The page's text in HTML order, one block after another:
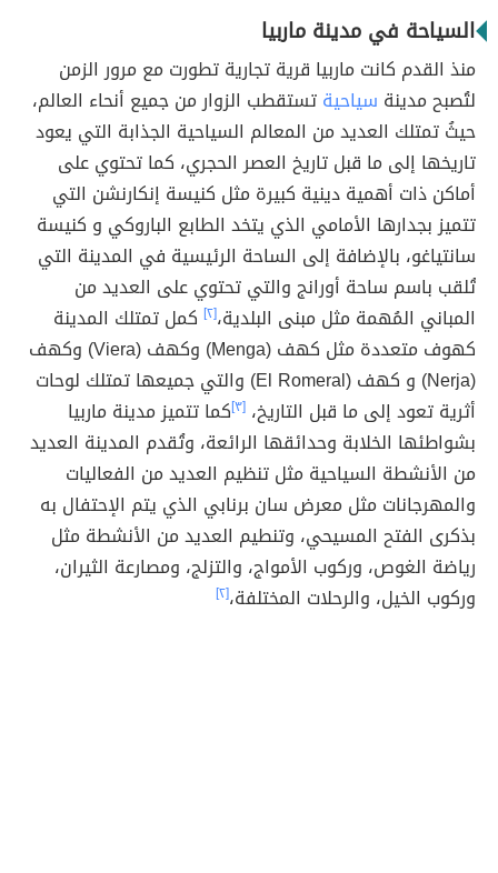
السياحة في مدينة ماربيا
منذ القدم كانت ماربيا قرية تجارية تطورت مع مرور الزمن
لتُصبح مدينة سياحيةتستقطب الزوار من جميع أنحاء العالم،
حيثُ تمتلك العديد من المعالم السياحية الجذابة التي يعود
تاريخها إلى ما قبل تاريخ العصر الحجري، كما تحتوي على
أماكن ذات أهمية دينية كبيرة مثل كنيسة إنكارنشن التي
تتميز بجدارها الأمامي الذي يتخد الطابع الباروكي و كنيسة
سانتياغو، بالإضافة إلى الساحة الرئيسية في المدينة التي
تُلقب باسم ساحة أورانج والتي تحتوي على العديد من
المباني المُهمة مثل مبنى البلدية،[٢]
كمل تمتلك المدينة
كهوف متعددة مثل كهف (Menga) وكهف (Viera) وكهف
(Nerja) و كهف (El Romeral) والتي جميعها تمتلك لوحات
أثرية تعود إلى ما قبل التاريخ، [٣] كما تتميز مدينة ماربيا
بشواطئها الخلابة وحدائقها الرائعة، وتُقدم المدينة العديد
من الأنشطة السياحية مثل تنظيم العديد من الفعاليات
والمهرجانات مثل معرض سان برنابي الذي يتم الإحتفال به
بذكرى الفتح المسيحي، وتنطيم العديد من الأنشطة مثل
رياضة الغوص، وركوب الأمواج، والتزلج، ومصارعة الثيران،
وركوب الخيل، والرحلات المختلفة،[٢]